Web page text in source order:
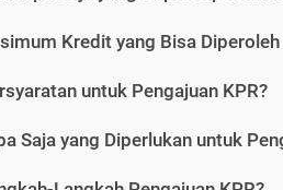
Kredit yang Bisa
untuk Pengajuan KPR?
Saja yang Diperlukan untuk